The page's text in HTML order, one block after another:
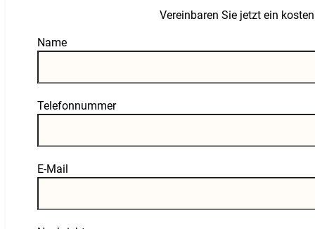
Vereinbaren Sie jetzt ein
Name
Telefonnummer
E-Mail
Guardian